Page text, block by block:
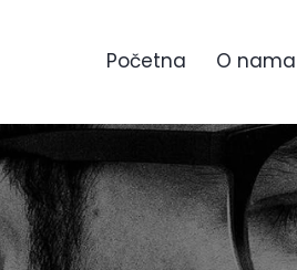
Početna O nama